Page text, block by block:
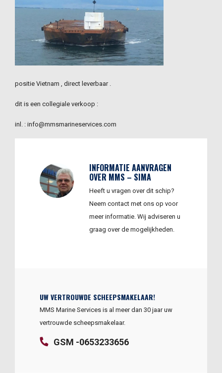
positie Vietnam , direct leverbaar .
dit is een collegiale verkoop :
inl. : info@mmsmarineservices.com
INFORMATIE AANVRAGEN
OVER MMS – SIMA
Heeft u vragen over dit schip?
Neem contact met ons op voor
meer informatie. Wij adviseren u
graag over de mogelijkheden.
UW VERTROUWDE SCHEEPSMAKELAAR!
MMS Marine Services is al meer dan 30 jaar uw
vertrouwde scheepsmakelaar.
GSM -0653233656